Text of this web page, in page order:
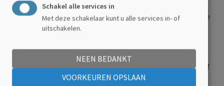
Als kinesitherapie praktijk hebben wij enkele gemotiveerde
MS-patiënten en wij doen graag iets voor ze terug. Tijdens
lichaam. We zijn ervan overtuigd dat meer bewegen een
goede ingesteldheid is voor iedereen en vandaar dat we zelf
het goede voorbeeld geven door de hele maand mei te
Schakel alle services in
Met deze schakelaar kunt u alle services in- of
uitschakelen.
NEEN BEDANKT
VOORKEUREN OPSLAAN